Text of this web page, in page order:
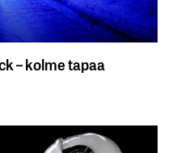
– kolme tapaa